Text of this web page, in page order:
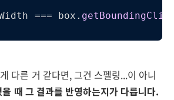
=== box.
다른 거 같다면, 그건 스펠링...이 아니
때 그 결과를 반영하는지가 다릅니다.